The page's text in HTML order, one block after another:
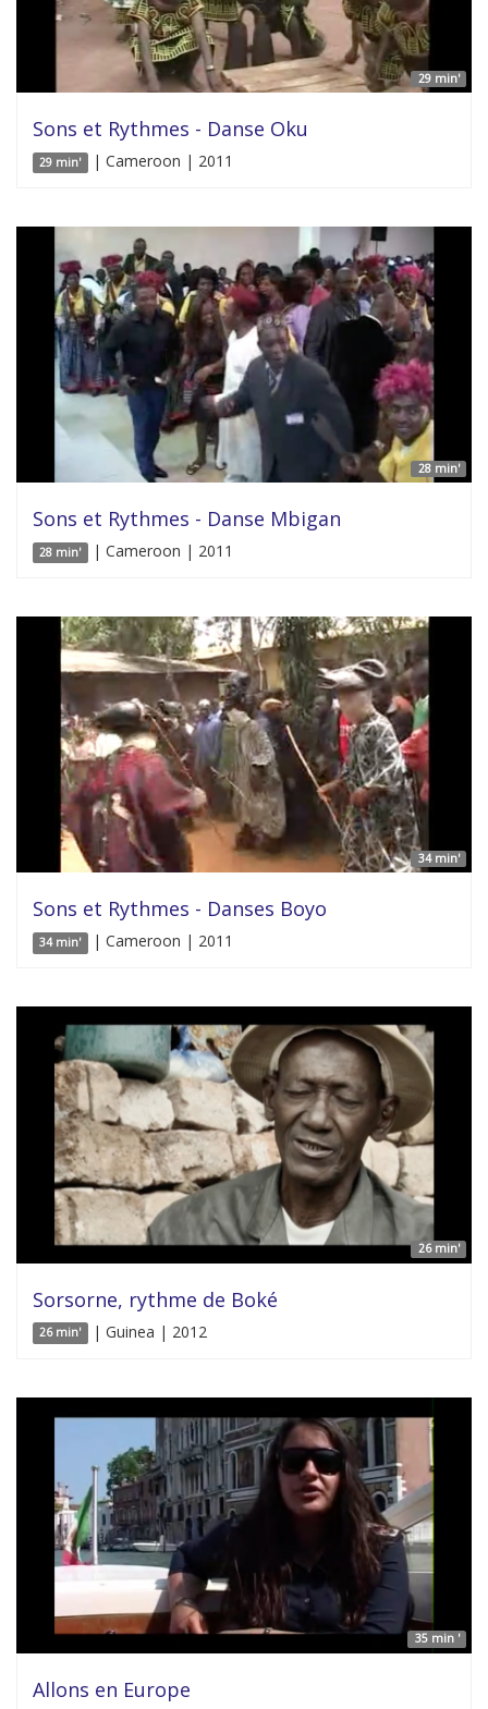
29 min'
Sons et Rythmes - Danse Oku
29 min' | Cameroon | 2011
28 min'
Sons et Rythmes - Danse Mbigan
28 min' | Cameroon | 2011
34 min'
Sons et Rythmes - Danses Boyo
34 min' | Cameroon | 2011
26 min'
Sorsorne, rythme de Boké
26 min' | Guinea | 2012
35 min '
Allons en Europe